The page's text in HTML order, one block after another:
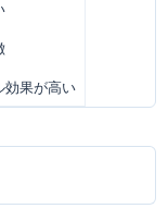
効果が高い